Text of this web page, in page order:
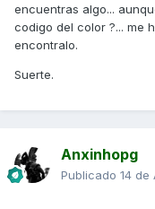
encuentras algo...
codigo del color ?... me
encontralo.
Suerte.
Anxinhopg
Publicado 14 de